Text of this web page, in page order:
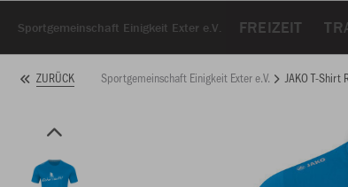
Sportgemeinschaft Einigkeit Exter e.V. FREIZEIT
ZURÜCK Sportgemeinschaft Einigkeit Exter e.V. JAKO T-Shirt